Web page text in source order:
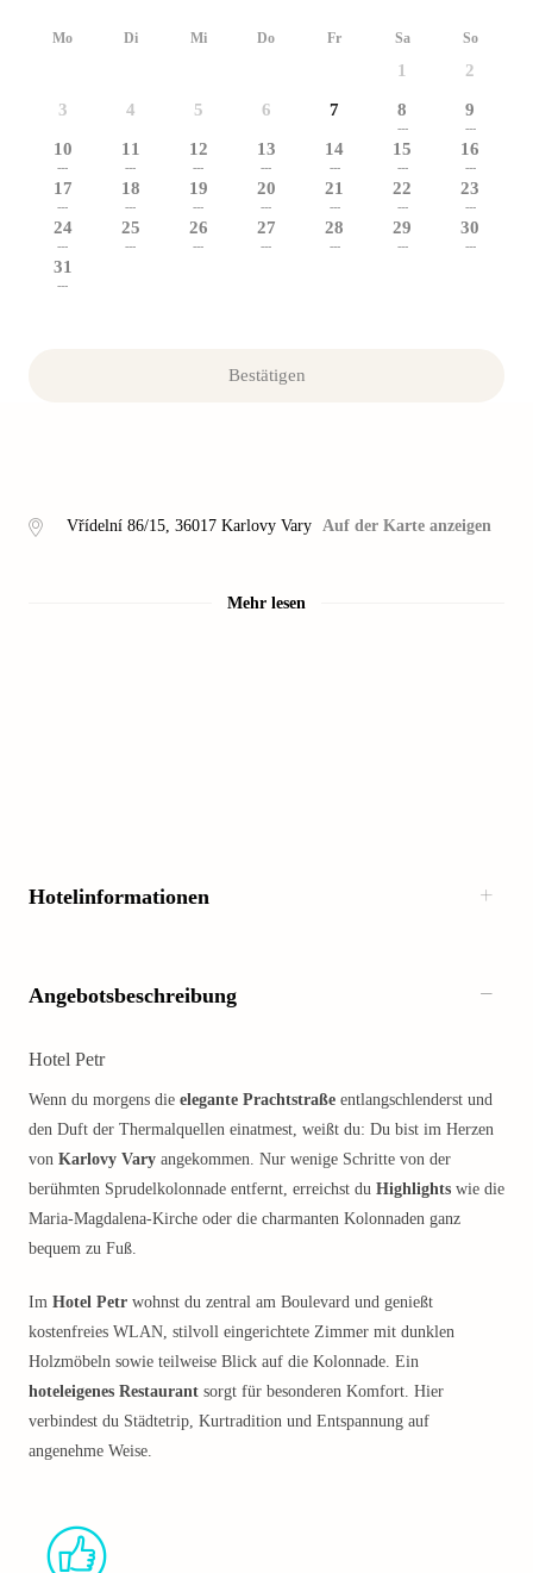
Mo Di Mi Do Fr Sa So
1 2
3 4 5 6 7 8
---
9
---
10
---
11
---
12
---
13
---
14
---
15
---
16
---
17
---
18
---
19
---
20
---
21
---
22
---
23
---
24
---
25
---
26
---
27
---
28
---
29
---
30
---
31
---
Bestätigen
Vřídelní 86/15, 36017 Karlovy Vary Auf der Karte anzeigen
Mehr lesen
Hotelinformationen
Angebotsbeschreibung
Hotel Petr
Wenn du morgens die elegante Prachtstraße entlangschlenderst und
den Duft der Thermalquellen einatmest, weißt du: Du bist im Herzen
von Karlovy Vary angekommen. Nur wenige Schritte von der
berühmten Sprudelkolonnade entfernt, erreichst du Highlights wie die
Maria-Magdalena-Kirche oder die charmanten Kolonnaden ganz
bequem zu Fuß.
Im Hotel Petr wohnst du zentral am Boulevard und genießt
kostenfreies WLAN, stilvoll eingerichtete Zimmer mit dunklen
Holzmöbeln sowie teilweise Blick auf die Kolonnade. Ein
hoteleigenes Restaurant sorgt für besonderen Komfort. Hier
verbindest du Städtetrip, Kurtradition und Entspannung auf
angenehme Weise.